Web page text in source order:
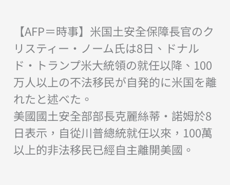
【AFP＝時事】米国土安全保障長官のク
リスティー・ノーム氏は8日、ドナル
ド・トランプ米大統領の就任以降、100
万人以上の不法移民が自発的に米国を離
れたと述べた。
美國國土安全部部長克麗絲蒂·諾姆於8
日表示，自從川普總統就任以來，100萬
以上的非法移民已經自主離開美國。